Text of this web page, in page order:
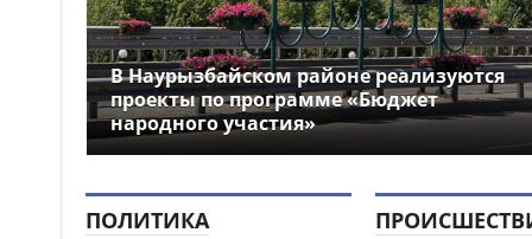
В Наурызбайском районе реализуются
проекты по программе «Бюджет
народного участия»
ПОЛИТИКА